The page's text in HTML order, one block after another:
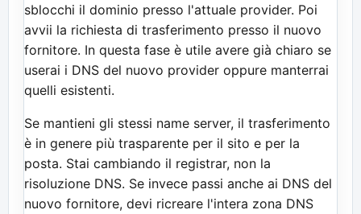
sblocchi il dominio presso l'attuale provider. Poi
avvii la richiesta di trasferimento presso il nuovo
fornitore. In questa fase è utile avere già chiaro se
userai i DNS del nuovo provider oppure manterrai
quelli esistenti.
Se mantieni gli stessi name server, il trasferimento
è in genere più trasparente per il sito e per la
posta. Stai cambiando il registrar, non la
risoluzione DNS. Se invece passi anche ai DNS del
nuovo fornitore, devi ricreare l'intera zona DNS